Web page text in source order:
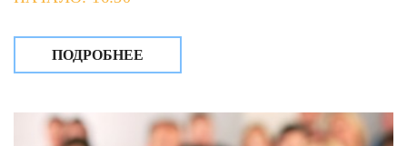
ПОДРОБНЕЕ